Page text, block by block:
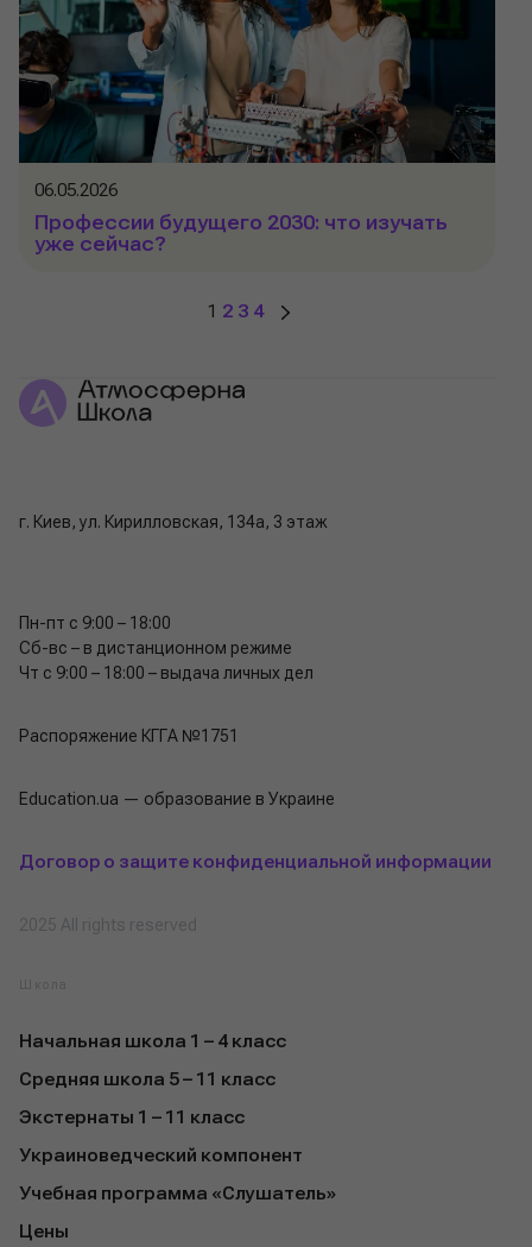
06.05.2026
Профессии будущего 2030: что изучать
уже сейчас?
1 2 3 4
г. Киев, ул. Кирилловская, 134а, 3 этаж
Пн-пт с 9:00 – 18:00
Сб-вс – в дистанционном режиме
Чт с 9:00 – 18:00 – выдача личных дел
Распоряжение КГГА №1751
Education.ua — образование в Украине
Договор о защите конфиденциальной информации
2025 All rights reserved
Школа
Начальная школа 1 – 4 класс
Средняя школа 5 – 11 класс
Экстернаты 1 – 11 класс
Украиноведческий компонент
Учебная программа «Слушатель»
Цены